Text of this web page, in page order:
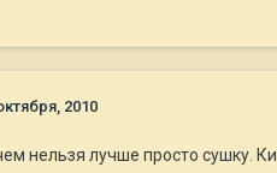
2010
нельзя лучше просто сушку.